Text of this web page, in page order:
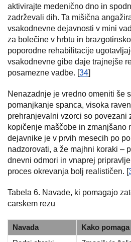
aktivirajte medenično dno in
zadrževali dih. Ta mišična
vsakodnevne dejavnosti v mini
za bolečine v hrbtu in
poporodne rehabilitacije
vsakodnevne gibe daje trajnejše
posamezne vadbe. [34]
Nenazadnje je vredno omeniti še
pomanjkanje spanca, visoka
prehranjevalni vzorci so povezani
kopičenje maščobe in zmanjšano
dejavnike je v prvih mesecih po
nadzorovati, a že majhni koraki –
dnevni odmori in vnaprej
proces okrevanja bolj realističen. [
Tabela 6. Navade, ki pomagajo
carskem rezu
Navada
Kako pomaga